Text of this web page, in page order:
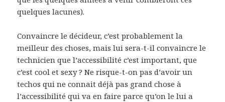
quelques lacunes).
Convaincre le décideur, c’est probablement la
meilleur des choses, mais lui sera-t-il convaincre le
technicien que l’accessibilité c’est important, que
c’est cool et sexy ? Ne risque-t-on pas d’avoir un
techos qui ne connait déjà pas grand chose à
l’accessibilité qui va en faire parce qu’on le lui a